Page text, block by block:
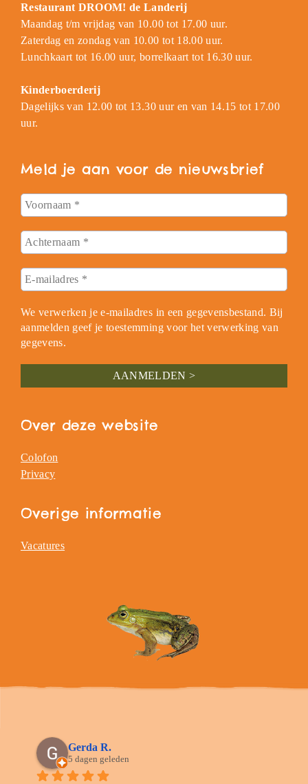
Restaurant DROOM! de Landerij
Maandag t/m vrijdag van 10.00 tot 17.00 uur.
Zaterdag en zondag van 10.00 tot 18.00 uur.
Lunchkaart tot 16.00 uur, borrelkaart tot 16.30 uur.
Kinderboerderij
Dagelijks van 12.00 tot 13.30 uur en van 14.15 tot 17.00
uur.
Meld je aan voor de nieuwsbrief
We verwerken je e-mailadres in een gegevensbestand. Bij
aanmelden geef je toestemming voor het verwerking van
gegevens.
Over deze website
Colofon
Privacy
Overige informatie
Vacatures
Gerda R.
5 dagen geleden